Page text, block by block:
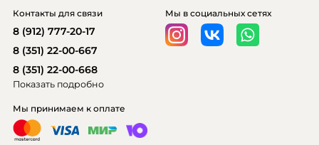
приобрести консоль в Челябинске, то наш
интернет-магазин аксессуаров для интерьера
artssofe.ru готов предложить вам широкий
выбор консолей различных расцветок и
дизайна.
Привлекательная цена на наши консоли
Мы принимаем к оплате
Мы в социальных сетях
Контакты для связи
8 (912) 777-20-17
8 (351) 22-00-667
8 (351) 22-00-668
Показать подробно